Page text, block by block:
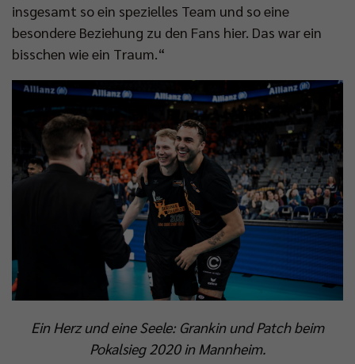
insgesamt so ein spezielles Team und so eine
besondere Beziehung zu den Fans hier. Das war ein
bisschen wie ein Traum.“
Ein Herz und eine Seele: Grankin und Patch beim
Pokalsieg 2020 in Mannheim.